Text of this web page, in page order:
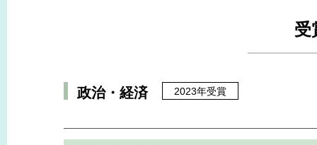
受
政治・経済 2023年受賞